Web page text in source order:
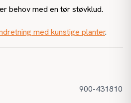
behov med en tør støvklud.
med kunstige planter.
900-431810